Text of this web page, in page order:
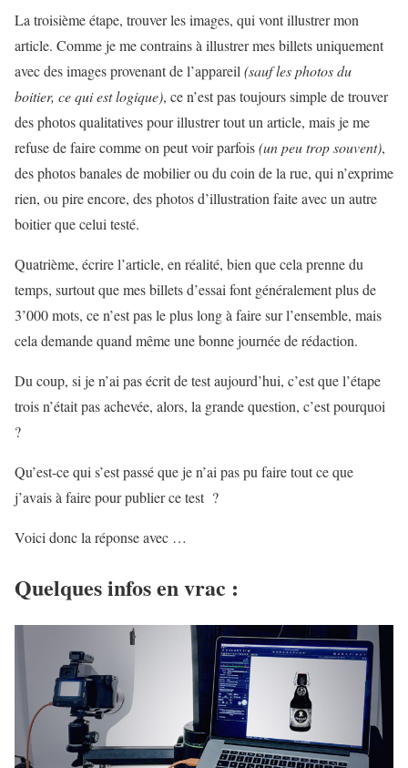
La troisième étape, trouver les images, qui vont illustrer mon
article. Comme je me contrains à illustrer mes billets uniquement
avec des images provenant de l’appareil(sauf les photos du
boitier, ce qui est logique), ce n’est pas toujours simple de trouver
des photos qualitatives pour illustrer tout un article, mais je me
refuse de faire comme on peut voir parfois(un peu trop souvent),
des photos banales de mobilier ou du coin de la rue, qui n’exprime
rien, ou pire encore, des photos d’illustration faite avec un autre
boitier que celui testé.
Quatrième, écrire l’article, en réalité, bien que cela prenne du
temps, surtout que mes billets d’essai font généralement plus de
3’000 mots, ce n’est pas le plus long à faire sur l’ensemble, mais
cela demande quand même une bonne journée de rédaction.
Du coup, si je n’ai pas écrit de test aujourd’hui, c’est que l’étape
trois n’était pas achevée, alors, la grande question, c’est pourquoi
?
Qu’est-ce qui s’est passé que je n’ai pas pu faire tout ce que
j’avais à faire pour publier ce test ?
Voici donc la réponse avec …
Quelques infos en vrac :